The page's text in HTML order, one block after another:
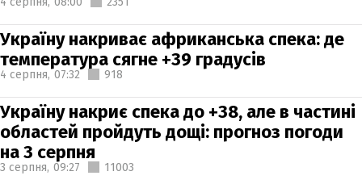
Україну накриває африканська спека: де
температура сягне +39 градусів
4 серпня, 07:32 918
Україну накриє спека до +38, але в частині
областей пройдуть дощі: прогноз погоди
на 3 серпня
3 серпня, 09:27 11003